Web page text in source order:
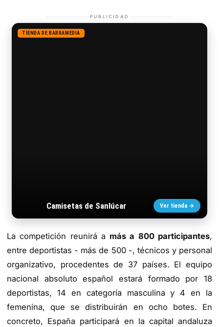
PUBLICIDAD
TIENDA DE BARRAMEDIA
Camisetas de Sanlúcar Ver tienda →
La competición reunirá a más a 800 participantes,
entre deportistas - más de 500 -, técnicos y personal
organizativo, procedentes de 37 países. El equipo
nacional absoluto español estará formado por 18
deportistas, 14 en categoría masculina y 4 en la
femenina, que se distribuirán en ocho botes. En
concreto, España participará en la capital andaluza